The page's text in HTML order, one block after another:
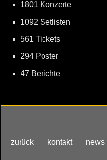
1801 Konzerte
1092 Setlisten
561 Tickets
294 Poster
47 Berichte
zurück kontakt news